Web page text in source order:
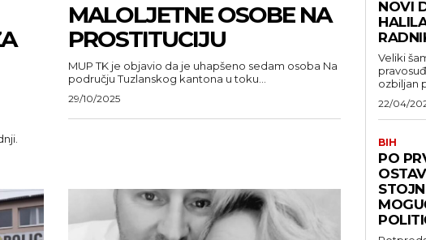
MALOLJETNE OSOBE NA
PROSTITUCIJU
MUP TK je objavio da je uhapšeno sedam osoba Na
području Tuzlanskog kantona u toku...
29/10/2025
NOVI
Veliki
pravosuđa Nova sudska odluka
ozbiljan
22/04/
BIH
PO